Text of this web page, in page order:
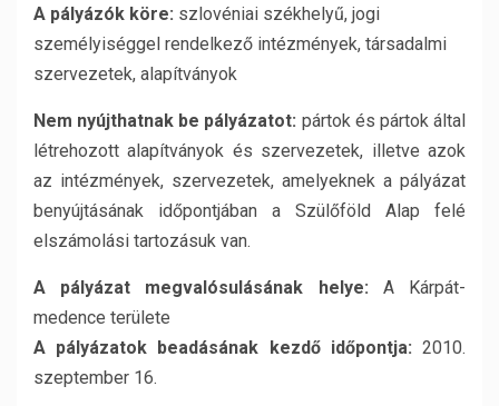
A pályázók köre: szlovéniai székhelyű, jogi
személyiséggel rendelkező intézmények, társadalmi
szervezetek, alapítványok
Nem nyújthatnak be pályázatot: pártok és pártok által
létrehozott alapítványok és szervezetek, illetve azok
az intézmények, szervezetek, amelyeknek a pályázat
benyújtásának időpontjában a Szülőföld Alap felé
elszámolási tartozásuk van.
A pályázat megvalósulásának helye: A Kárpát-
medence területe
A pályázatok beadásának kezdő időpontja: 2010.
szeptember 16.